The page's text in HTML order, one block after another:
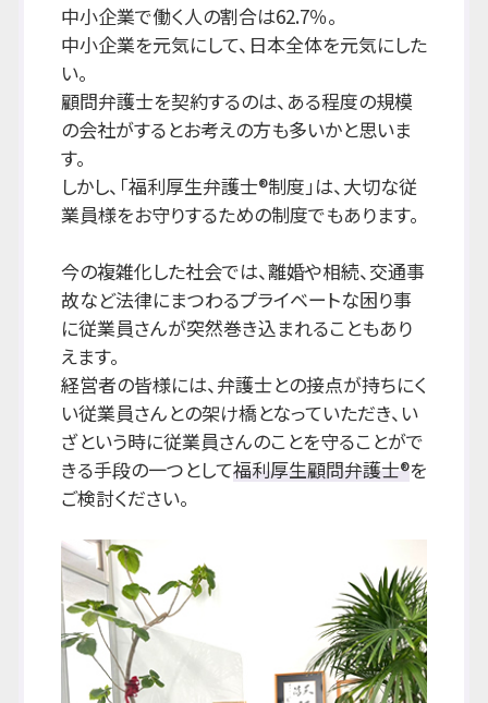
中小企業で働く人の割合は62.7％。
中小企業を元気にして、日本全体を元気にした
い。
顧問弁護士を契約するのは、ある程度の規模
の会社がするとお考えの方も多いかと思いま
す。
しかし、「福利厚生弁護士®制度」は、大切な従
業員様をお守りするための制度でもあります。
今の複雑化した社会では、離婚や相続、交通事
故など法律にまつわるプライベートな困り事
に従業員さんが突然巻き込まれることもあり
えます。
経営者の皆様には、弁護士との接点が持ちにく
い従業員さんとの架け橋となっていただき、い
ざという時に従業員さんのことを守ることがで
きる手段の一つとして福利厚生顧問弁護士®を
ご検討ください。